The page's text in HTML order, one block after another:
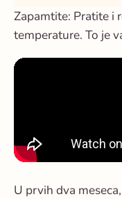
Zapamtite: Pratite i
temperature. To je
U prvih dva